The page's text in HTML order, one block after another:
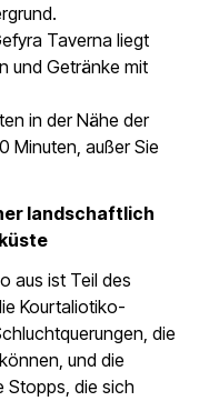
Taverna liegt
und Getränke mit
in der Nähe der
Minuten, außer Sie
landschaftlich
aus ist Teil des
Kourtaliotiko-
die
und die
Stopps, die sich